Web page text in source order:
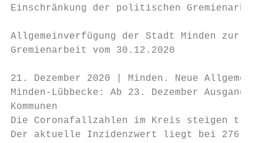
Einschränkung der politischen
Allgemeinverfügung der Stadt Minden zur
Gremienarbeit vom 30.12.2020
21. Dezember 2020 | Minden. Neue
Minden-Lübbecke: Ab 23. Dezember
Kommunen
Die Coronafallzahlen im Kreis steigen
Der aktuelle Inzidenzwert liegt bei 276.